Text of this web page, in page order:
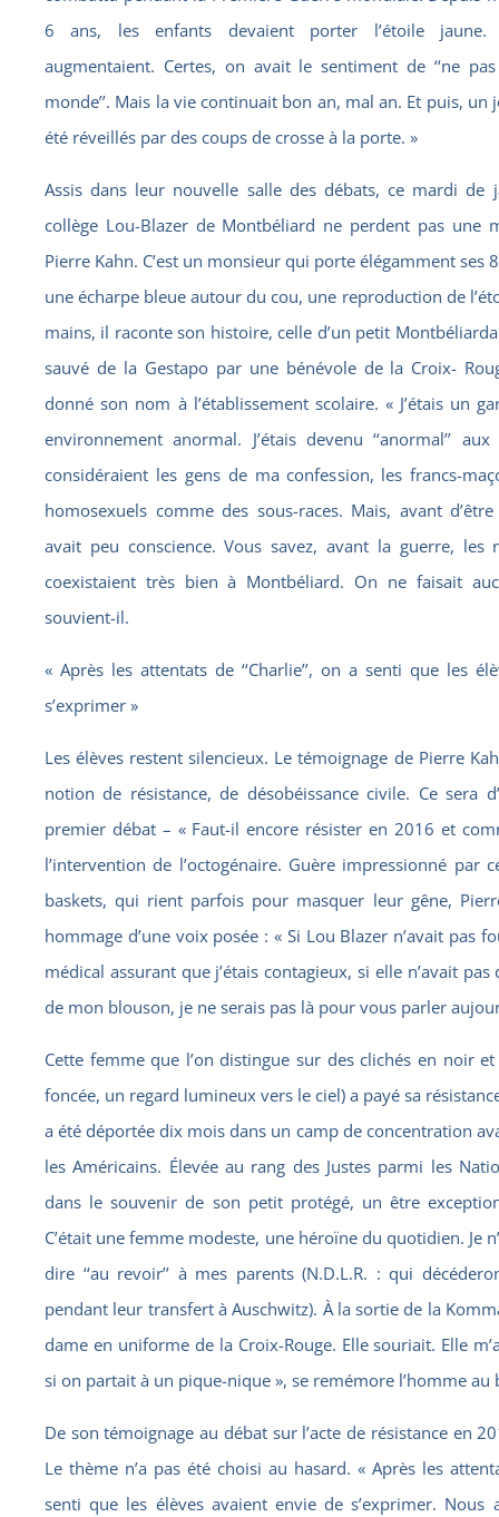
6 ans, les enfants devaient porter l’étoile jaune.
augmentaient. Certes, on avait le sentiment de ‘‘ne
monde’’. Mais la vie continuait bon an, mal an. Et puis, un
été réveillés par des coups de crosse à la porte. »
Assis dans leur nouvelle salle des débats, ce mardi de
collège Lou-Blazer de Montbéliard ne perdent pas une
Pierre Kahn. C’est un monsieur qui porte élégamment ses
une écharpe bleue autour du cou, une reproduction de
mains, il raconte son histoire, celle d’un petit
sauvé de la Gestapo par une bénévole de la Croix-
donné son nom à l’établissement scolaire. « J’étais un
environnement anormal. J’étais devenu ‘‘anormal’’
considéraient les gens de ma confession, les francs-
homosexuels comme des sous-races. Mais, avant
avait peu conscience. Vous savez, avant la guerre, les
coexistaient très bien à Montbéliard. On ne faisait
souvient-il.
« Après les attentats de ‘‘Charlie’’, on a senti que les
s’exprimer »
Les élèves restent silencieux. Le témoignage de Pierre
notion de résistance, de désobéissance civile. Ce sera
premier débat – « Faut-il encore résister en 2016 et
l’intervention de l’octogénaire. Guère impressionné par
baskets, qui rient parfois pour masquer leur gêne,
hommage d’une voix posée : « Si Lou Blazer n’avait pas
médical assurant que j’étais contagieux, si elle n’avait pas
de mon blouson, je ne serais pas là pour vous parler
Cette femme que l’on distingue sur des clichés en noir
foncée, un regard lumineux vers le ciel) a payé sa
a été déportée dix mois dans un camp de concentration
les Américains. Élevée au rang des Justes parmi les
dans le souvenir de son petit protégé, un être
C’était une femme modeste, une héroïne du quotidien. Je
dire ‘‘au revoir’’ à mes parents (N.D.L.R. : qui
pendant leur transfert à Auschwitz). À la sortie de la
dame en uniforme de la Croix-Rouge. Elle souriait. Elle
si on partait à un pique-nique », se remémore l’homme au
De son témoignage au débat sur l’acte de résistance en
Le thème n’a pas été choisi au hasard. « Après les
senti que les élèves avaient envie de s’exprimer. Nous